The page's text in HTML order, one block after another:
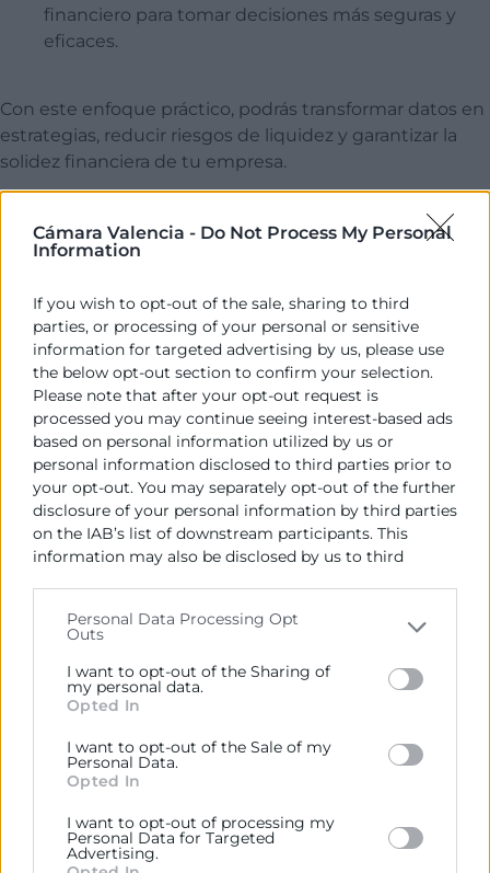
Cámara Valencia - Do Not Process My Personal
Information
If you wish to opt-out of the sale, sharing to third
parties, or processing of your personal or sensitive
information for targeted advertising by us, please use
the below opt-out section to confirm your selection.
Please note that after your opt-out request is
processed you may continue seeing interest-based ads
based on personal information utilized by us or
personal information disclosed to third parties prior to
your opt-out. You may separately opt-out of the further
disclosure of your personal information by third parties
on the IAB’s list of downstream participants. This
information may also be disclosed by us to third
Please note that this website/app uses one or more
Google services and may gather and store information
including but not limited to your visit or usage
behaviour. You may click to grant or deny consent to
below specified purposes in below Google consent
section.
Personal Data Processing Opt
Outs
I want to opt-out of the Sharing of
my personal data.
Opted In
I want to opt-out of the Sale of my
Personal Data.
Opted In
I want to opt-out of processing my
Personal Data for Targeted
Advertising.
financiero para tomar decisiones más seguras y
eficaces.
Con este enfoque práctico, podrás transformar datos en
estrategias, reducir riesgos de liquidez y garantizar la
solidez financiera de tu empresa.
Directores Financieros y Controllers
Administración y Contabilidad
Responsables de Planificación y Control de
Gestión
Propietarios de pymes con niveles de deuda
relevantes
Profesionales de finanzas que busquen actualizar y
reforzar sus competencias
Gerentes y directivos interesados en profundizar
en análisis financiero
Programa
09:30
Stress financiero: por qué una empresa
tiene dificultades para cubrir sus obligaciones
financieras.
Más allá de la cuenta de resultados:
qué ya no basta con analizar solo ingresos y
gastos.
Cálculo de ingresos críticos:
para cubrir costes y amortizar pasivos.